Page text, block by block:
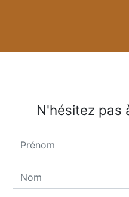
N'hésitez pas